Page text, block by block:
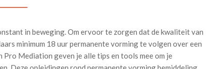
in beweging. Om ervoor te zorgen dat de kwaliteit van
minimum 18 uur permanente vorming te volgen over een
Pro Mediation geven je alle tips en tools mee om je